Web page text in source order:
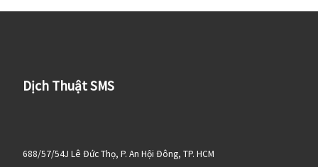
Dịch Thuật SMS
688/57/54J Lê Đức Thọ, P. An Hội Đông, TP. HCM